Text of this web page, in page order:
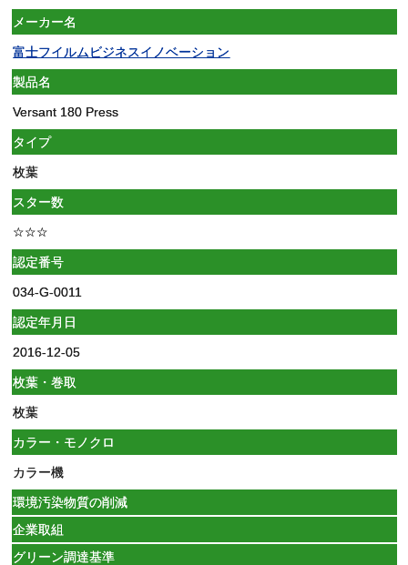
メーカー名
富士フイルムビジネスイノベーション
製品名
Versant 180 Press
タイプ
枚葉
スター数
☆☆☆
認定番号
034-G-0011
認定年月日
2016-12-05
枚葉・巻取
枚葉
カラー・モノクロ
カラー機
環境汚染物質の削減
企業取組
グリーン調達基準